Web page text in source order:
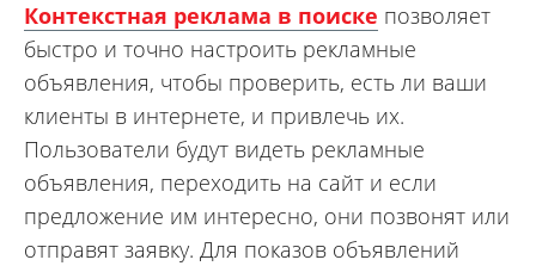
Контекстная реклама в поиске позволяет
быстро и точно настроить рекламные
объявления, чтобы проверить, есть ли ваши
клиенты в интернете, и привлечь их.
Пользователи будут видеть рекламные
объявления, переходить на сайт и если
предложение им интересно, они позвонят или
отправят заявку. Для показов объявлений